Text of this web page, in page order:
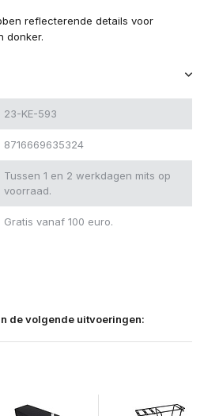
reflecterende details voor
donker.
23-KE-593
8716669635324
Tussen 1 en 2 werkdagen mits op
voorraad.
Gratis vanaf 100 euro.
de volgende uitvoeringen: